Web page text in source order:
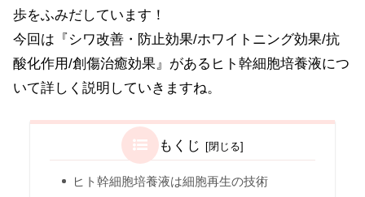
歩をふみだしています！
今回は『シワ改善・防止効果/ホワイトニング効果/抗
酸化作用/創傷治癒効果』があるヒト幹細胞培養液につ
いて詳しく説明していきますね。
もくじ
ヒト幹細胞培養液は細胞再生の技術